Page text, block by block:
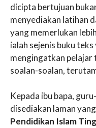
dicipta bertujuan
menyediakan latihan
yang memerlukan
ialah sejenis buku
mengingatkan pelajar
soalan-soalan,
Kepada ibu bapa,
disediakan laman
Pendidikan Islam